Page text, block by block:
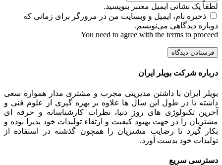
لطفاً یک نشانی ایمیل معتبر بنویسید.
ذخیره نام، ایمیل و وبسایت من در مرورگر برای زمانی که
دوباره دیدگاهی می‌نویسم.
You need to agree with the terms to proceed
فرستادن دیدگاه
درباره شرکت بویلر ایران
بویلر ایران با داشتن مدیریتی مجرب و مشتری مدار همواره سعی
داشته تا در طول این سال ها علاوه بر بهره گیری از علوم فنی و
آخرین تکنولوژی های روز دنیا، نظرات کارشناسانه و حرفه ای
مشتریان را در جهت بهبود کیفیت و ارتقاء تولیدات خود پذیرا بوده و
بکار گیرد تا رضایت مشتریان را همچون گذشته در استفاده از
تولیدات خود بدست آورد.
دسترسی سریع